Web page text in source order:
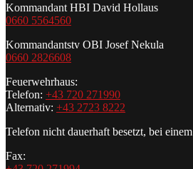
Kommandant HBI David Hollaus
0660 5564560
Kommandantstv OBI Josef Nekula
0660 2826608
Feuerwehrhaus:
Telefon: +43 720 271990
Alternativ: +43 2723 8222
Telefon nicht dauerhaft besetzt, bei einem
Fax: